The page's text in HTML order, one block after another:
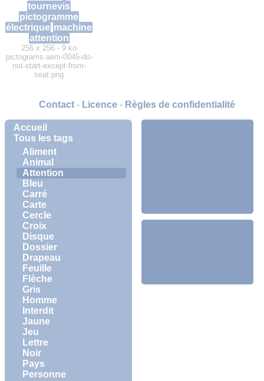
Accueil
Tous les tags
Aliment
Animal
Attention
Bleu
Carré
Carte
Cercle
Croix
Disque
Dossier
Drapeau
Feuille
Flèche
Gris
Homme
Interdit
Jaune
Jeu
Lettre
Noir
Pays
Personne
tournevis
pictogramme
électrique machine
attention
256 x 256 - 9 ko
pictograms-aem-0045-do-
not-start-except-from-
seat.png
Contact- Licence- Règles de confidentialité